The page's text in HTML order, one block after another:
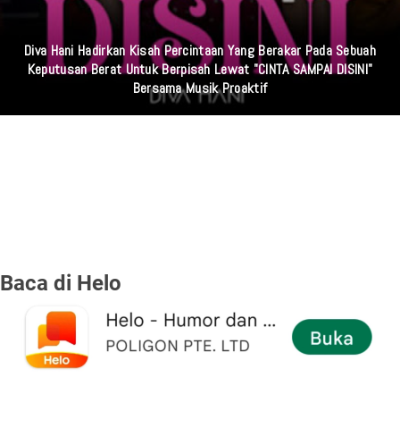
Diva Hani Hadirkan Kisah Percintaan Yang Berakar Pada Sebuah
Keputusan Berat Untuk Berpisah Lewat "CINTA SAMPAI DISINI"
Bersama Musik Proaktif
Baca di Helo